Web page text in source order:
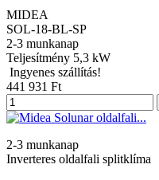
MIDEA
SOL-18-BL-SP
2-3 munkanap
Teljesítmény 5,3 kW
Ingyenes szállítás!
441 931 Ft
2-3 munkanap
Inverteres oldalfali splitklíma